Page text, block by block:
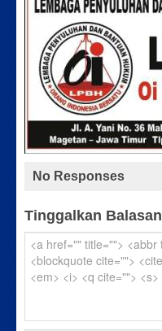
No Responses
Tinggalkan Balasan